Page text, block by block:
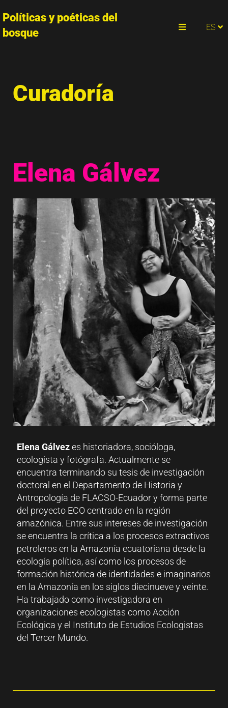
Políticas y poéticas del
bosque
ES
EN
Curadoría
Elena Gálvez
Elena Gálvezes historiadora, socióloga,
ecologista y fotógrafa. Actualmente se
encuentra terminando su tesis de investigación
doctoral en el Departamento de Historia y
Antropología de FLACSO-Ecuador y forma parte
del proyecto ECO centrado en la región
amazónica. Entre sus intereses de investigación
se encuentra la crítica a los procesos extractivos
petroleros en la Amazonía ecuatoriana desde la
ecología política, así como los procesos de
formación histórica de identidades e imaginarios
en la Amazonía en los siglos diecinueve y veinte.
Ha trabajado como investigadora en
organizaciones ecologistas como Acción
Ecológica y el Instituto de Estudios Ecologistas
del Tercer Mundo.